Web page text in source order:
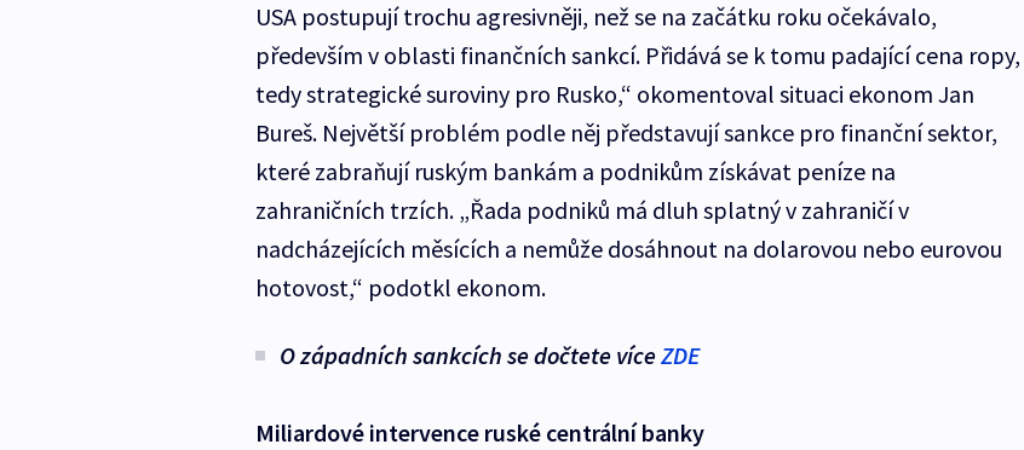
USA postupují trochu agresivněji, než se na začátku roku očekávalo,
především v oblasti finančních sankcí. Přidává se k tomu padající cena ropy,
tedy strategické suroviny pro Rusko,“ okomentoval situaci ekonom Jan
Bureš. Největší problém podle něj představují sankce pro finanční sektor,
které zabraňují ruským bankám a podnikům získávat peníze na
zahraničních trzích. „Řada podniků má dluh splatný v zahraničí v
nadcházejících měsících a nemůže dosáhnout na dolarovou nebo eurovou
hotovost,“ podotkl ekonom.
O západních sankcích se dočtete víceZDE
Miliardové intervence ruské centrální banky